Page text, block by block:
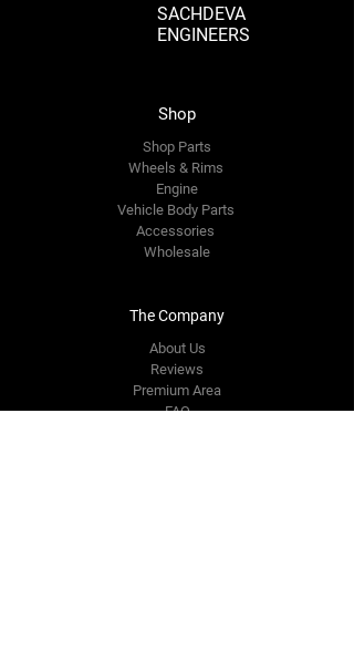
SACHDEVA
ENGINEERS
Shop
Shop Parts
Wheels & Rims
Engine
Vehicle Body Parts
Accessories
Wholesale
The Company
About Us
Reviews
Premium Area
FAQ